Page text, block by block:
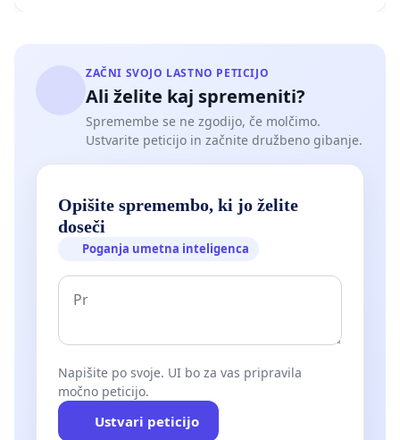
ZAČNI SVOJO LASTNO PETICIJO
Ali želite kaj spremeniti?
Spremembe se ne zgodijo, če molčimo.
Ustvarite peticijo in začnite družbeno gibanje.
Opišite spremembo, ki jo želite
doseči
Poganja umetna inteligenca
Napišite po svoje. UI bo za vas pripravila
močno peticijo.
Ustvari peticijo